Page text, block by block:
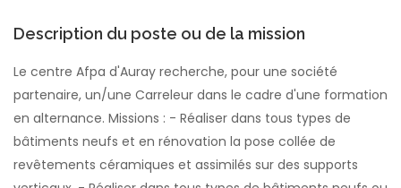
Description du poste ou de la mission
Le centre Afpa d'Auray recherche, pour une société
partenaire, un/une Carreleur dans le cadre d'une formation
en alternance. Missions : - Réaliser dans tous types de
bâtiments neufs et en rénovation la pose collée de
revêtements céramiques et assimilés sur des supports